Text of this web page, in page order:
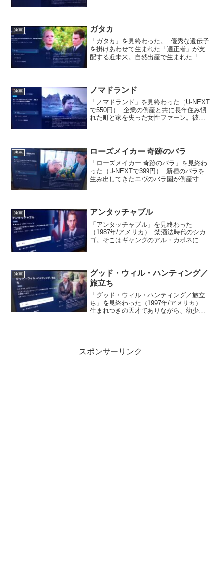
停電が発生し、ウスナビ...
映画 ガタカ
「ガタカ」を見終わった。..優秀な遺伝子
を掛けあわせて生まれた「適正者」が支
配する近未来。自然出産で生まれた「不
上司が何者かに殺され...
映画 ノマドランド
「ノマドランド」を見終わった（U-NEXT
で550円）..企業の倒産と共に長年住み慣
れた町と家を失った女性ファーン。彼女
ファーンはノ...
映画 ローズメイカー 奇跡のバラ
「ローズメイカー 奇跡のバラ」を見終わ
った（U-NEXTで399円）..新種のバラを
生み出してきたエヴのバラ園が倒産寸前
ななか新種...
映画 アンタッチャブル
「アンタッチャブル」を見終わった
（1987年/アメリカ）..禁酒法時代のシカ
ゴ。そこはギャングのアル・カポネによ
買収されていない信頼で...
映画
グッド・ウィル・ハンティング／
旅立ち
「グッド・ウィル・ハンティング／旅立
ち」を見終わった（1997年/アメリカ）..
生まれつきの天才でありながら、幼少期
スポンサーリンク